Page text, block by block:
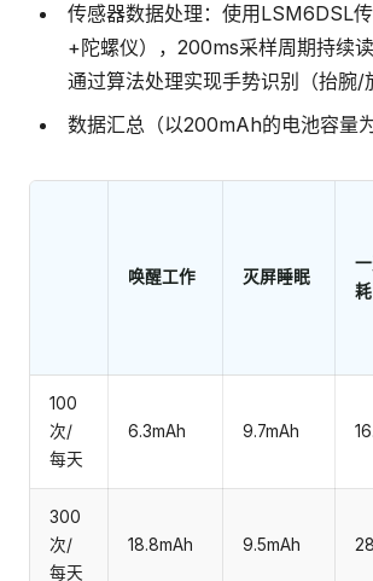
传感器数据处理：使用LSM6DSL
+陀螺仪），200ms采样周期持续读
通过算法处理实现手势识别（抬腕/
数据汇总（以200mAh的电池容量为
唤醒工作 灭屏睡眠
耗
100
次/
每天
6.3mAh 9.7mAh
300
次/
每天
18.8mAh 9.5mAh